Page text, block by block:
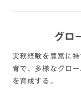
グロ
実務経験を豊富に
育で、 多様なグロ
を育成する。